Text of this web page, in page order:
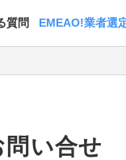
質問 EMEAO!業者選
い合せ